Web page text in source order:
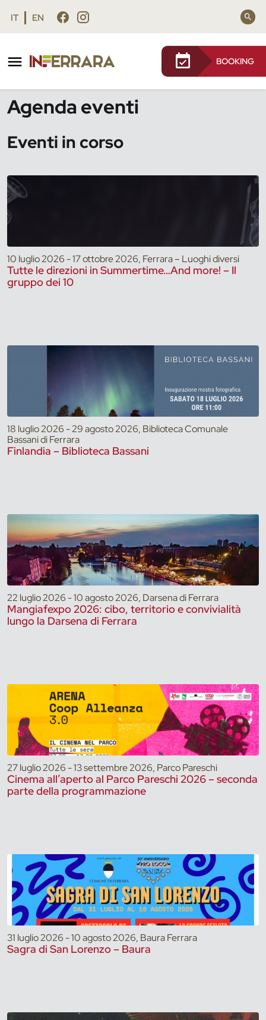
Vai al contenuto principale
Vai al footer
IT EN
BOOKING
Agenda eventi
Eventi in corso
10 luglio 2026 - 17 ottobre 2026, Ferrara – Luoghi diversi
Tutte le direzioni in Summertime…And more! – Il
gruppo dei 10
18 luglio 2026 - 29 agosto 2026, Biblioteca Comunale
Bassani di Ferrara
Finlandia – Biblioteca Bassani
22 luglio 2026 - 10 agosto 2026, Darsena di Ferrara
Mangiafexpo 2026: cibo, territorio e convivialità
lungo la Darsena di Ferrara
27 luglio 2026 - 13 settembre 2026, Parco Pareschi
Cinema all’aperto al Parco Pareschi 2026 – seconda
parte della programmazione
31 luglio 2026 - 10 agosto 2026, Baura Ferrara
Sagra di San Lorenzo – Baura